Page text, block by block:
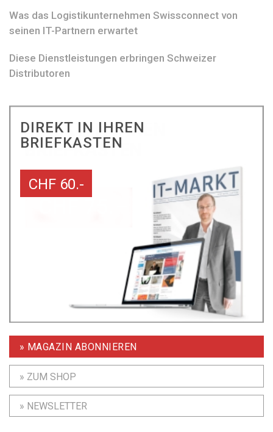
Was das Logistikunternehmen Swissconnect von
seinen IT-Partnern erwartet
Diese Dienstleistungen erbringen Schweizer
Distributoren
DIREKT IN IHREN
BRIEFKASTEN
CHF 60.-
» MAGAZIN ABONNIEREN
» ZUM SHOP
» NEWSLETTER